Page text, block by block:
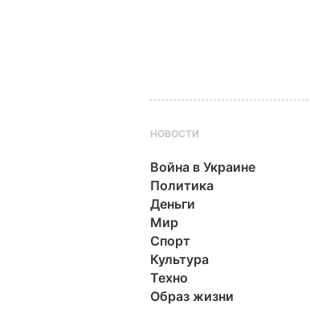
НОВОСТИ
Война в Украине
Политика
Деньги
Мир
Спорт
Культура
Техно
Образ жизни